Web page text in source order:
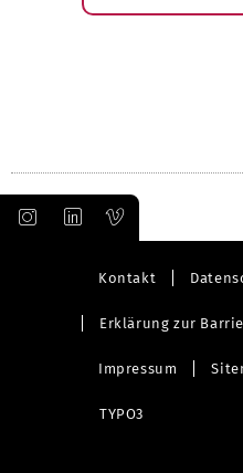
Kontakt
Erklärung zur
Impressum
TYPO3